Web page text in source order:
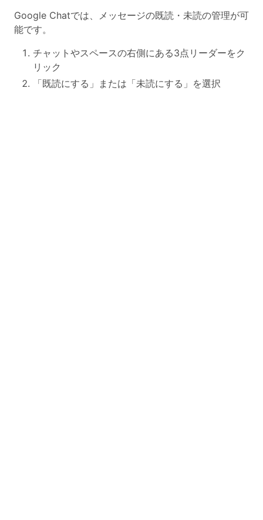
Google Chatでは、メッセージの既読・未読の管理が可
能です。
チャットやスペースの右側にある3点リーダーをク
リック
「既読にする」または「未読にする」を選択